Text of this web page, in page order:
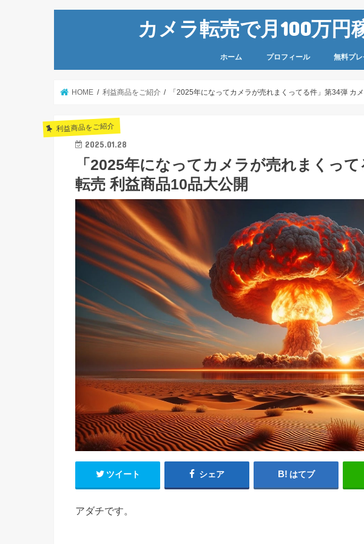
カメラ転売で月100万円
ホーム プロフィール 無料プレ
HOME 利益商品をご紹介 「2025年になってカメラが売れまくってる件」第34弾 カ
利益商品をご紹介
2025.01.28
「2025年になってカメラが売れまくっ
転売 利益商品10品大公開
ツイート シェア はてブ
アダチです。